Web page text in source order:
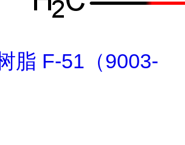
脂 F-51（9003-